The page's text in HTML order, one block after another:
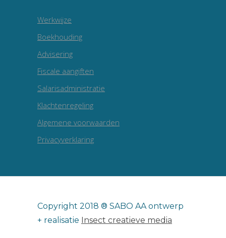
Werkwijze
Boekhouding
Advisering
Fiscale aangiften
Salarisadministratie
Klachtenregeling
Algemene voorwaarden
Privacyverklaring
Copyright 2018 ® SABO AA ontwerp
+ realisatie Insect creatieve media